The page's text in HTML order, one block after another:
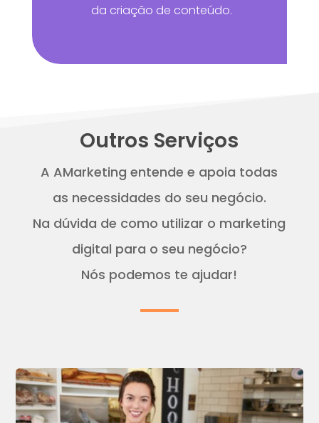
da criação de conteúdo.
Outros Serviços
A AMarketing entende e apoia todas
as necessidades do seu negócio.
Na dúvida de como utilizar o marketing
digital para o seu negócio?
Nós podemos te ajudar!